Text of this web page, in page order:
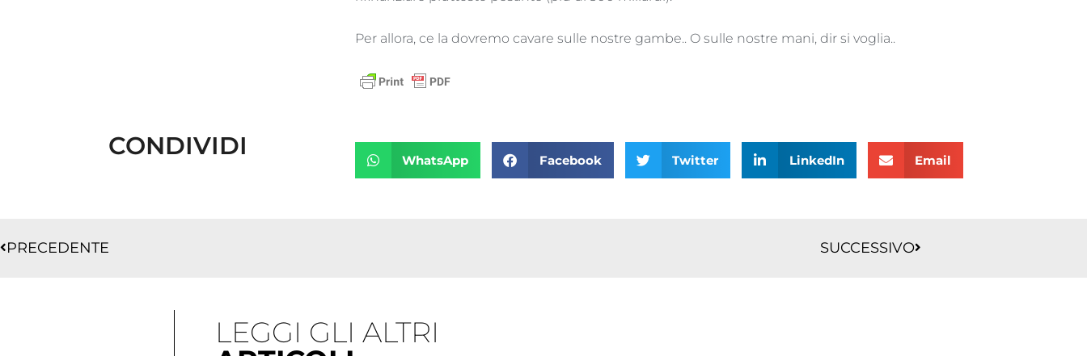
Per allora, ce la dovremo cavare sulle nostre gambe.. O sulle nostre mani, dir si voglia..
CONDIVIDI WhatsApp Facebook Twitter LinkedIn Email
PRECEDENTE SUCCESSIVO
LEGGI GLI ALTRI